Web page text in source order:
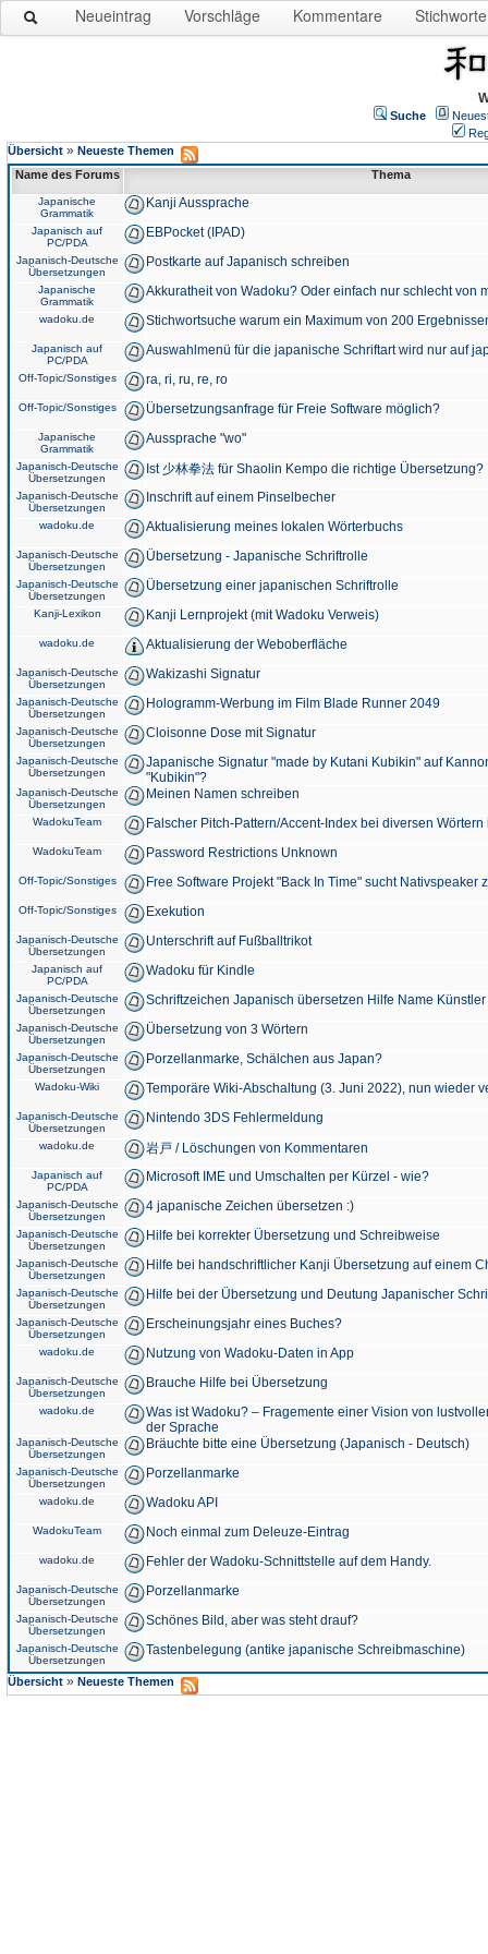
Neueintrag Vorschläge Kommentare Stichworte
Suche
Übersicht » Neueste Themen
Name des Forums
Thema
Japanische
Grammatik
Kanji Aussprache
Japanisch auf
PC/PDA
EBPocket (IPAD)
Japanisch-Deutsche
Übersetzungen
Postkarte auf Japanisch schreiben
Japanische
Grammatik
Akkuratheit von Wadoku? Oder einfach nur schlecht von
wadoku.de Stichwortsuche warum ein Maximum von 200
Japanisch auf
PC/PDA
Auswahlmenü für die japanische Schriftart wird nur auf
Off-Topic/Sonstiges ra, ri, ru, re, ro
Off-Topic/Sonstiges Übersetzungsanfrage für Freie Software möglich?
Japanische
Grammatik
Aussprache "wo"
Japanisch-Deutsche
Übersetzungen
Ist 少林拳法 für Shaolin Kempo die richtige Übersetzung?
Japanisch-Deutsche
Übersetzungen
Inschrift auf einem Pinselbecher
wadoku.de Aktualisierung meines lokalen Wörterbuchs
Japanisch-Deutsche
Übersetzungen
Übersetzung - Japanische Schriftrolle
Japanisch-Deutsche
Übersetzungen
Übersetzung einer japanischen Schriftrolle
Kanji-Lexikon Kanji Lernprojekt (mit Wadoku Verweis)
wadoku.de Aktualisierung der Weboberfläche
Japanisch-Deutsche
Übersetzungen
Wakizashi Signatur
Japanisch-Deutsche
Übersetzungen
Hologramm-Werbung im Film Blade Runner 2049
Japanisch-Deutsche
Übersetzungen
Cloisonne Dose mit Signatur
Japanisch-Deutsche
Übersetzungen
Japanische Signatur "made by Kutani Kubikin" auf
"Kubikin"?
Japanisch-Deutsche
Übersetzungen
Meinen Namen schreiben
WadokuTeam Falscher Pitch-Pattern/Accent-Index bei diversen
WadokuTeam Password Restrictions Unknown
Off-Topic/Sonstiges Free Software Projekt "Back In Time" sucht Nativspeaker
Off-Topic/Sonstiges Exekution
Japanisch-Deutsche
Übersetzungen
Unterschrift auf Fußballtrikot
Japanisch auf
PC/PDA
Wadoku für Kindle
Japanisch-Deutsche
Übersetzungen
Schriftzeichen Japanisch übersetzen Hilfe Name
Japanisch-Deutsche
Übersetzungen
Übersetzung von 3 Wörtern
Japanisch-Deutsche
Übersetzungen
Porzellanmarke, Schälchen aus Japan?
Wadoku-Wiki Temporäre Wiki-Abschaltung (3. Juni 2022), nun wieder
Japanisch-Deutsche
Übersetzungen
Nintendo 3DS Fehlermeldung
wadoku.de 岩戸 / Löschungen von Kommentaren
Japanisch auf
PC/PDA
Microsoft IME und Umschalten per Kürzel - wie?
Japanisch-Deutsche
Übersetzungen
4 japanische Zeichen übersetzen :)
Japanisch-Deutsche
Übersetzungen
Hilfe bei korrekter Übersetzung und Schreibweise
Japanisch-Deutsche
Übersetzungen
Hilfe bei handschriftlicher Kanji Übersetzung auf einem
Japanisch-Deutsche
Übersetzungen
Hilfe bei der Übersetzung und Deutung Japanischer
Japanisch-Deutsche
Übersetzungen
Erscheinungsjahr eines Buches?
wadoku.de Nutzung von Wadoku-Daten in App
Japanisch-Deutsche
Übersetzungen
Brauche Hilfe bei Übersetzung
wadoku.de
Was ist Wadoku? – Fragemente einer Vision von
der Sprache
Japanisch-Deutsche
Übersetzungen
Bräuchte bitte eine Übersetzung (Japanisch - Deutsch)
Japanisch-Deutsche
Übersetzungen
Porzellanmarke
wadoku.de Wadoku API
WadokuTeam Noch einmal zum Deleuze-Eintrag
wadoku.de Fehler der Wadoku-Schnittstelle auf dem Handy.
Japanisch-Deutsche
Übersetzungen
Porzellanmarke
Japanisch-Deutsche
Übersetzungen
Schönes Bild, aber was steht drauf?
Japanisch-Deutsche
Übersetzungen
Tastenbelegung (antike japanische Schreibmaschine)
Übersicht » Neueste Themen